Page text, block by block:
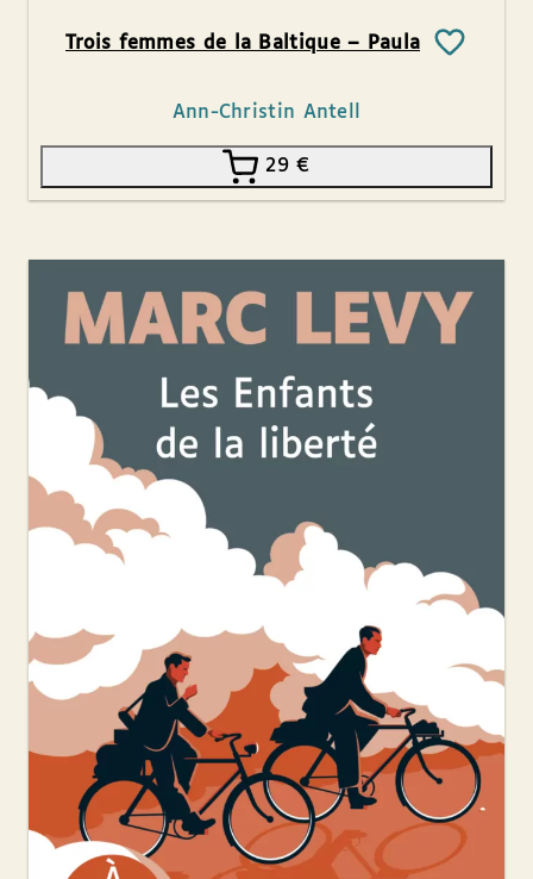
Trois femmes de la Baltique – Paula
Ann-Christin Antell
29€